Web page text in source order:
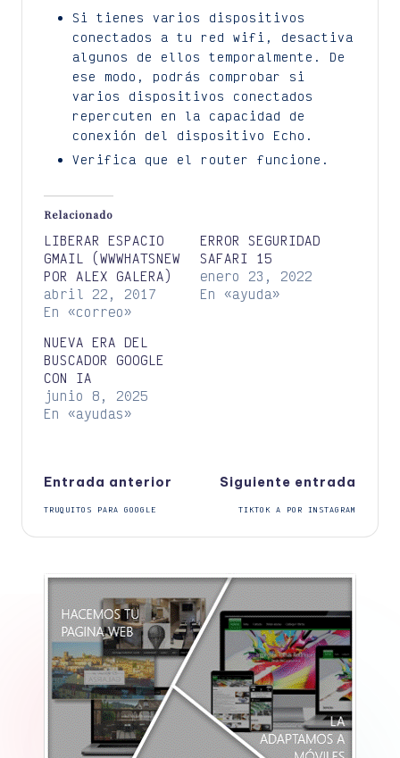
Si tienes varios dispositivos
conectados a tu red wifi, desactiva
algunos de ellos temporalmente. De
ese modo, podrás comprobar si
varios dispositivos conectados
repercuten en la capacidad de
conexión del dispositivo Echo.
Verifica que el router funcione.
Relacionado
LIBERAR ESPACIO
GMAIL (WWWHATSNEW
POR ALEX GALERA)
abril 22, 2017
En «correo»
ERROR SEGURIDAD
SAFARI 15
enero 23, 2022
En «ayuda»
NUEVA ERA DEL
BUSCADOR GOOGLE
CON IA
junio 8, 2025
En «ayudas»
Navegación
de
Entrada anterior
TRUQUITOS PARA GOOGLE
Siguiente entrada
TIKTOK A POR INSTAGRAM